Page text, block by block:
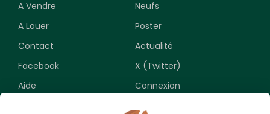
A Vendre
Neufs
A Louer
Poster
Contact
Actualité
Facebook
X (Twitter)
Aide
Connexion